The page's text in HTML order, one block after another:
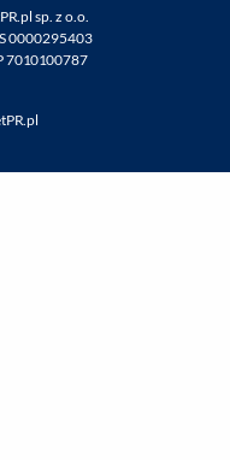
sp. z o.o.
0000295403
7010100787